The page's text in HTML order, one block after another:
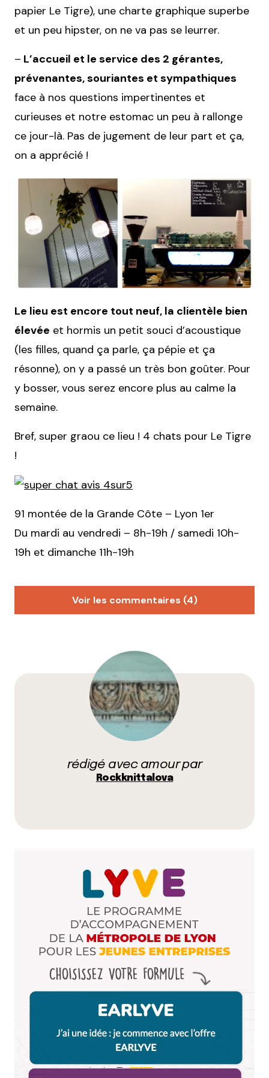
papier Le Tigre), une charte graphique superbe
et un peu hipster, on ne va pas se leurrer.
– L’accueil et le service des 2 gérantes,
prévenantes, souriantes et sympathiques
face à nos questions impertinentes et
curieuses et notre estomac un peu à rallonge
ce jour-là. Pas de jugement de leur part et ça,
on a apprécié !
Le lieu est encore tout neuf, la clientèle bien
élevée et hormis un petit souci d’acoustique
(les filles, quand ça parle, ça pépie et ça
résonne), on y a passé un très bon goûter. Pour
y bosser, vous serez encore plus au calme la
semaine.
Bref, super graou ce lieu ! 4 chats pour Le Tigre
!
91 montée de la Grande Côte – Lyon 1er
Du mardi au vendredi – 8h-19h / samedi 10h-
19h et dimanche 11h-19h
Voir les commentaires (4)
Ahah, le pire c’est que je me suis justement dit que
vous ne deviez pas être très discrètes, en vous
voyant dimanche ! ;p
Hé hé, tu nous connais bien mais on n’était pas
les seules à piailler
Rockaknittalova
Camille d'Essayage
Roooh
Rockaknittalova
11 mars 2015 à 14 h 07 min
Répondre
Votre adresse e-mail ne sera pas publiée.
champs obligatoires sont indiqués avec
Prévenez-moi de tous les nouveaux commentaires
rédigé avec amour par
Rockknittalova